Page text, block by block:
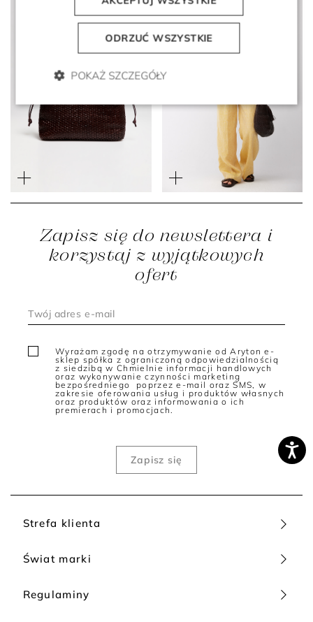
Szerokie zółte spodnie z
1 199 zł
Strefa klienta
Świat marki
Regulaminy
Zapisz się do newslettera i
korzystaj z wyjątkowych
ofert
Wyrażam zgodę na otrzymywanie od Aryton e-
sklep spółka z ograniczoną odpowiedzialnością
z siedzibą w Chmielnie informacji handlowych
oraz wykonywanie czynności marketing
bezpośredniego poprzez e-mail oraz SMS, w
zakresie oferowania usług i produktów własnych
oraz produktów oraz informowania o ich
premierach i promocjach.
ODRZUĆ WSZYSTKIE
POKAŻ SZCZEGÓŁY